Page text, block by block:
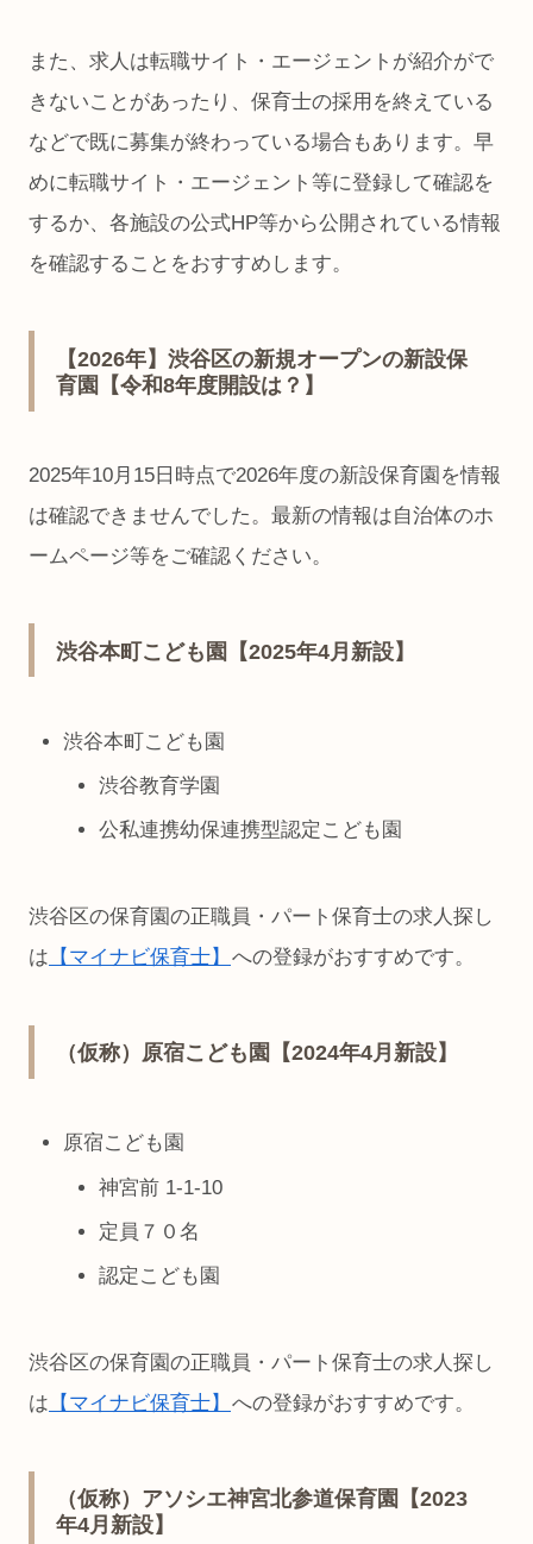
また、求人は転職サイト・エージェントが紹介がで
きないことがあったり、保育士の採用を終えている
などで既に募集が終わっている場合もあります。早
めに転職サイト・エージェント等に登録して確認を
するか、各施設の公式HP等から公開されている情報
を確認することをおすすめします。
【2026年】渋谷区の新規オープンの新設保
育園【令和8年度開設は？】
2025年10月15日時点で2026年度の新設保育園を情報
は確認できませんでした。最新の情報は自治体のホ
ームページ等をご確認ください。
渋谷本町こども園【2025年4月新設】
渋谷本町こども園
渋谷教育学園
公私連携幼保連携型認定こども園
渋谷区の保育園の正職員・パート保育士の求人探し
は 【マイナビ保育士】 への登録がおすすめです。
（仮称）原宿こども園【2024年4月新設】
原宿こども園
神宮前 1-1-10
定員７０名
認定こども園
渋谷区の保育園の正職員・パート保育士の求人探し
は 【マイナビ保育士】 への登録がおすすめです。
（仮称）アソシエ神宮北参道保育園【2023
年4月新設】